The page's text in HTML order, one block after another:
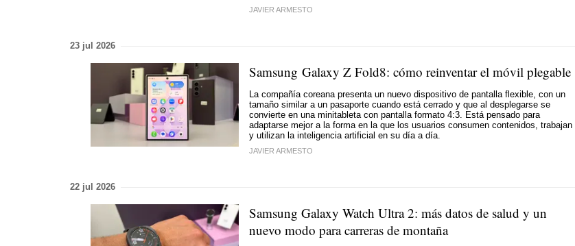
JAVIER ARMESTO
23 jul 2026
Samsung Galaxy Z Fold8: cómo reinventar el móvil plegable
La compañía coreana presenta un nuevo dispositivo de pantalla flexible, con un
tamaño similar a un pasaporte cuando está cerrado y que al desplegarse se
convierte en una minitableta con pantalla formato 4:3. Está pensado para
adaptarse mejor a la forma en la que los usuarios consumen contenidos, trabajan
y utilizan la inteligencia artificial en su día a día.
JAVIER ARMESTO
22 jul 2026
Samsung Galaxy Watch Ultra 2: más datos de salud y un
nuevo modo para carreras de montaña